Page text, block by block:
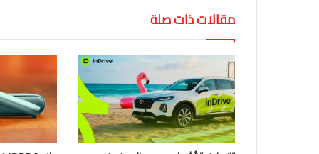
مقالات ذات صلة